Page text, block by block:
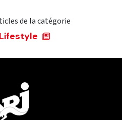
de la catégorie